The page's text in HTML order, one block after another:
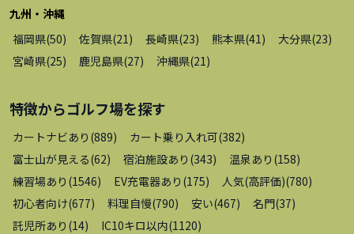
九州・沖縄
福岡県(50) 佐賀県(21 ) 長崎県(23) 熊本県(41 ) 大分県(23)
宮崎県(25) 鹿児島県(27) 沖縄県(21 )
特徴からゴルフ場を探す
カートナビあり (889) カート乗り入れ可(382)
富士山が見える(62) 宿泊施設あり (343) 温泉あり (158)
練習場あり (1546) EV充電器あり (175) 人気(高評価)(780)
初心者向け(677) 料理自慢(790) 安い(467) 名門(37)
託児所あり (14) IC10キロ以内(1120)